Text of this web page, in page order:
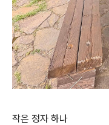
작은 정자 하나